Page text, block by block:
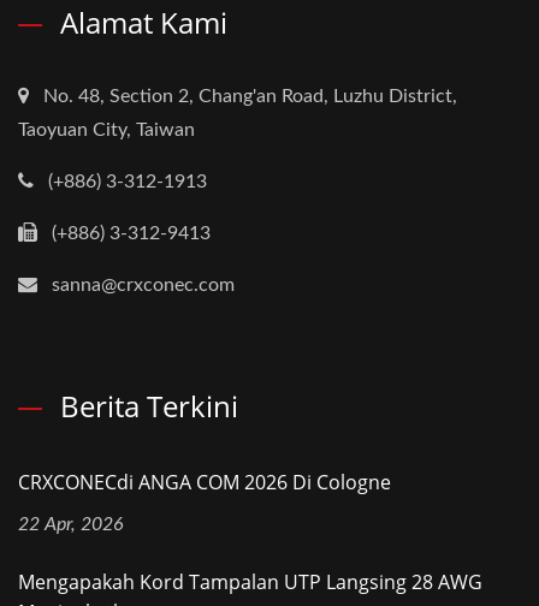
Alamat Kami
No. 48, Section 2, Chang'an Road, Luzhu District,
Taoyuan City, Taiwan
(+886) 3-312-1913
(+886) 3-312-9413
sanna@crxconec.com
Berita Terkini
CRXCONECdi ANGA COM 2026 Di Cologne
22 Apr, 2026
Mengapakah Kord Tampalan UTP Langsing 28 AWG